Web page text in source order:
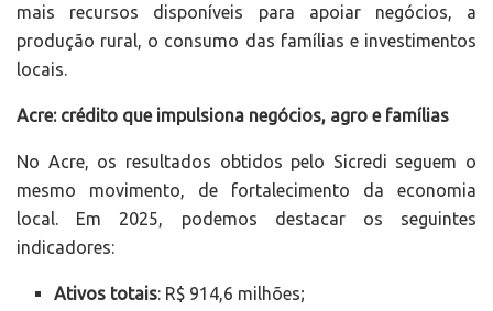
mais recursos disponíveis para apoiar negócios, a
produção rural, o consumo das famílias e investimentos
locais.
Acre: crédito que impulsiona negócios, agro e famílias
No Acre, os resultados obtidos pelo Sicredi seguem o
mesmo movimento, de fortalecimento da economia
local. Em 2025, podemos destacar os seguintes
indicadores:
Ativos totais: R$ 914,6 milhões;